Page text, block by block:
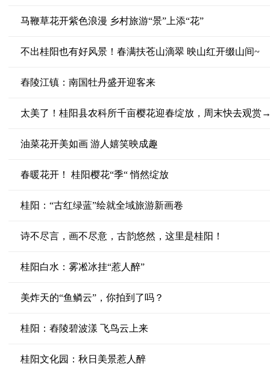
马鞭草花开紫色浪漫 乡村旅游“景”上添“花”
不出桂阳也有好风景！春满扶苍山滴翠 映山红开缀山间~
舂陵江镇：南国牡丹盛开迎客来
太美了！桂阳县农科所千亩樱花迎春绽放，周末快去观赏
油菜花开美如画 游人嬉笑映成趣
春暖花开！ 桂阳樱花“季“ 悄然绽放
桂阳：“古红绿蓝”绘就全域旅游新画卷
诗不尽言，画不尽意，古韵悠然，这里是桂阳！
桂阳白水：雾凇冰挂“惹人醉”
美炸天的“鱼鳞云”，你拍到了吗？
桂阳：舂陵碧波漾 飞鸟云上来
桂阳文化园：秋日美景惹人醉